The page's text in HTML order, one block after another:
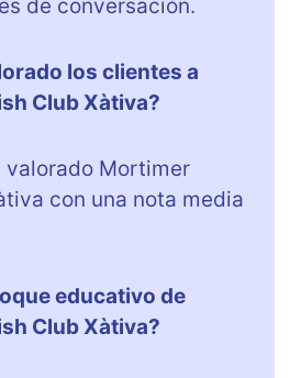
de conversación.
los clientes a
Club Xàtiva?
valorado Mortimer
con una nota media
educativo de
Club Xàtiva?